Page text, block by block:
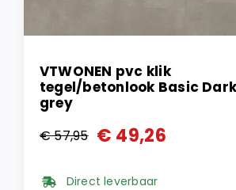
VTWONEN pvc klik
tegel/betonlook Basic
grey
€57,95
Oorspronkelijke
prijs
€ 49,26
Huidige
prijsDirect leverbaar